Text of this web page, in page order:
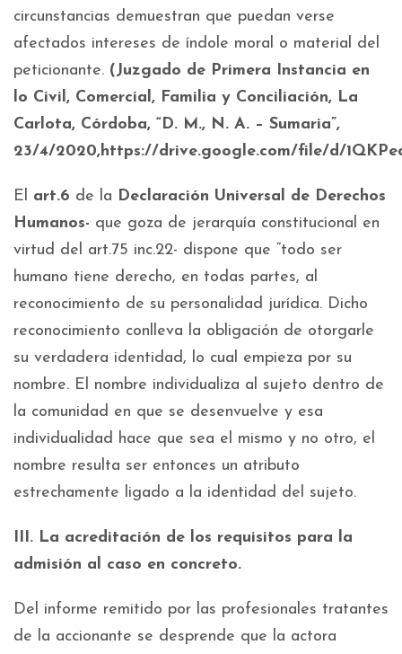
circunstancias demuestran que puedan verse
afectados intereses de índole moral o material del
peticionante. (Juzgado de Primera Instancia en
lo Civil, Comercial, Familia y Conciliación, La
Carlota, Córdoba, “D. M., N. A. – Sumaria”,
23/4/2020,https://drive.google.com/file/d/
El art.6 de la Declaración Universal de Derechos
Humanos- que goza de jerarquía constitucional en
virtud del art.75 inc.22- dispone que “todo ser
humano tiene derecho, en todas partes, al
reconocimiento de su personalidad jurídica. Dicho
reconocimiento conlleva la obligación de otorgarle
su verdadera identidad, lo cual empieza por su
nombre. El nombre individualiza al sujeto dentro de
la comunidad en que se desenvuelve y esa
individualidad hace que sea el mismo y no otro, el
nombre resulta ser entonces un atributo
estrechamente ligado a la identidad del sujeto.
III. La acreditación de los requisitos para la
admisión al caso en concreto.
Del informe remitido por las profesionales tratantes
de la accionante se desprende que la actora